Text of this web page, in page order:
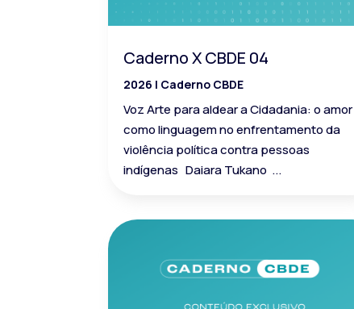
Caderno X CBDE 04
2026 | Caderno CBDE
Voz Arte para aldear a Cidadania: o amor
como linguagem no enfrentamento da
violência política contra pessoas
indígenas Daiara Tukano ...